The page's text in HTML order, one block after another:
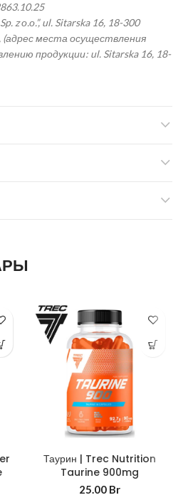
z о.о.”, ul. Sitarska 16, 18-300
(адрес места осуществления
продукции: ul. Sitarska 16, 18-
Таурин | Trec Nutrition
Taurine 900mg
25.00 Br